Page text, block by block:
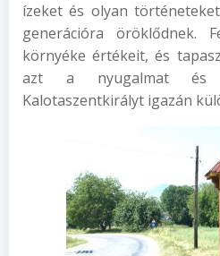
ízeket és olyan
generációra öröklődnek.
környéke értékeit, és
azt a nyugalmat és
Kalotaszentkirályt igazán